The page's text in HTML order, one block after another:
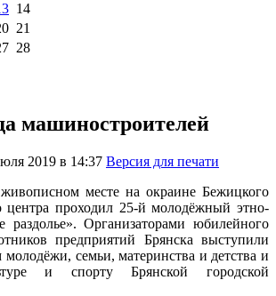
14
21
28
машиностроителей
2019 в 14:37 Версия для печати
месте на окраине Бежицкого
центра проходил 25-й молодёжный этно-
раздолье». Организаторами юбилейного
предприятий Брянска выступили
семьи, материнства и детства и
и спорту Брянской городской